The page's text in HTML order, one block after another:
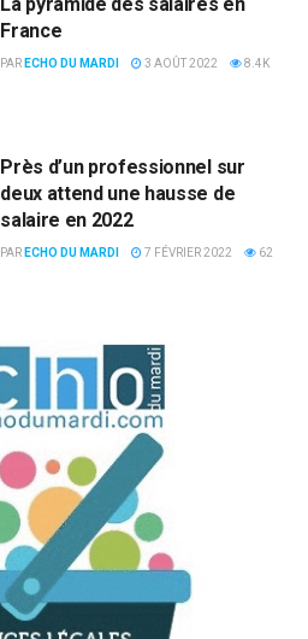
France
PAR ECHO DU MARDI 3 AOÛT 2022 8.4K
Près d’un professionnel sur
deux attend une hausse de
salaire en 2022
PAR ECHO DU MARDI 7 FÉVRIER 2022 62